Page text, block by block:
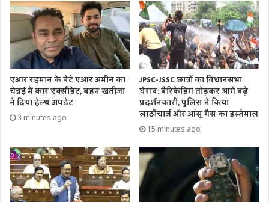
एआर रहमान के बेटे एआर अमीन का
चेन्नई में कार एक्सीडेंट, बहन खतीजा
ने दिया हेल्थ अपडेट
3 minutes ago
JPSC-JSSC छात्रों का विधानसभा
घेराव: बैरिकेडिंग तोड़कर आगे बढ़े
प्रदर्शनकारी, पुलिस ने किया
लाठीचार्ज और आंसू गैस का इस्तेमाल
15 minutes ago